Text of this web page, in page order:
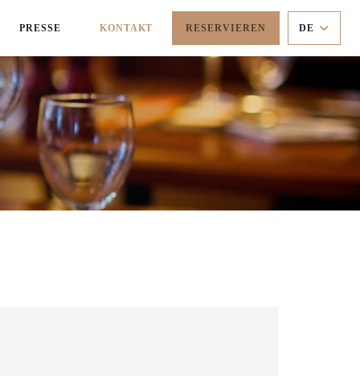
PRESSE KONTAKT RESERVIEREN DE